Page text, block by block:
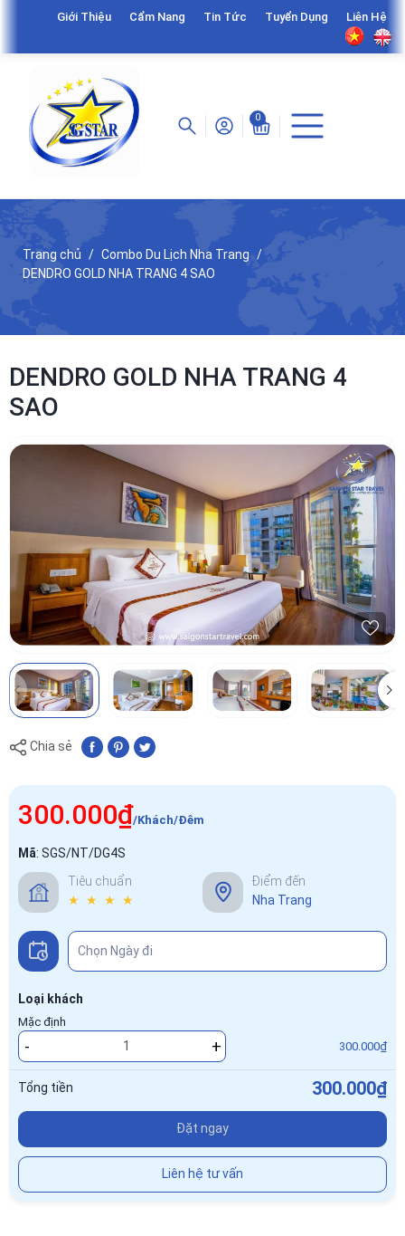
Giới Thiệu Cẩm Nang Tin Tức Tuyển Dụng Liên Hệ
0
Trang chủ
Combo Du Lịch Nha Trang
DENDRO GOLD NHA TRANG 4 SAO
DENDRO GOLD NHA TRANG 4
SAO
Chia sẻ
300.000₫/Khách/Đêm
Mã: SGS/NT/DG4S
Tiêu chuẩn
★ ★ ★ ★
Điểm đến
Nha Trang
Loại khách
Mặc định
- + 300.000₫
Tổng tiền 300.000₫
Đặt ngay
Liên hệ tư vấn